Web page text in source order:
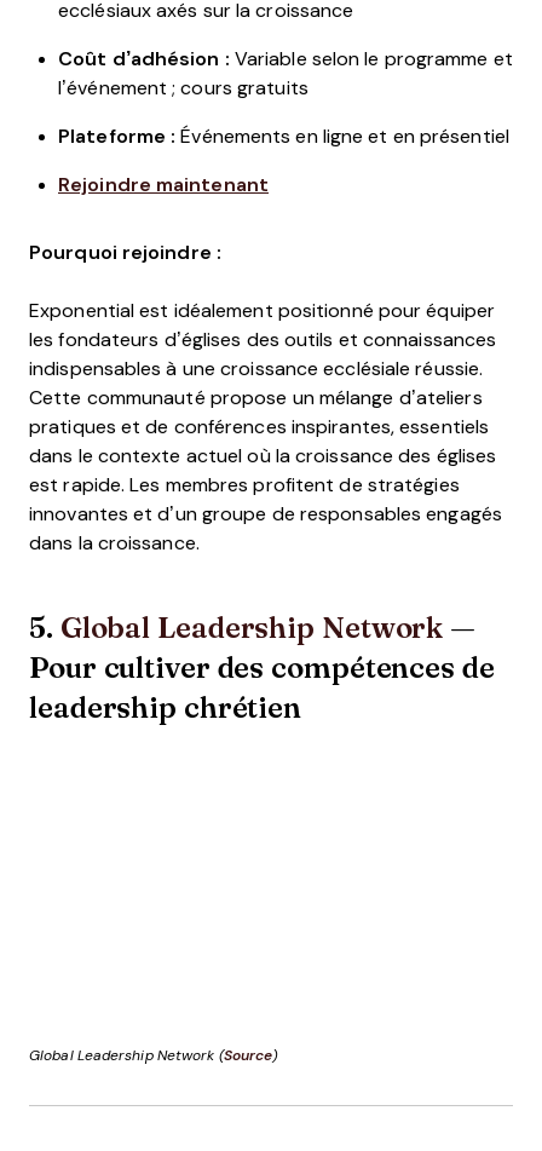
ecclésiaux axés sur la croissance
Coût d’adhésion : Variable selon le programme et
l’événement ; cours gratuits
Plateforme : Événements en ligne et en présentiel
Rejoindre maintenant
Pourquoi rejoindre :
Exponential est idéalement positionné pour équiper
les fondateurs d’églises des outils et connaissances
indispensables à une croissance ecclésiale réussie.
Cette communauté propose un mélange d’ateliers
pratiques et de conférences inspirantes, essentiels
dans le contexte actuel où la croissance des églises
est rapide. Les membres profitent de stratégies
innovantes et d’un groupe de responsables engagés
dans la croissance.
5. Global Leadership Network —
Pour cultiver des compétences de
leadership chrétien
Global Leadership Network (Source)